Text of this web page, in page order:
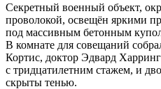
Секретный военный объект,
проволокой, освещён яркими
под массивным бетонным
В комнате для совещаний
Кортис, доктор Эдвард
с тридцатилетним стажем, и
скрыты тенью.